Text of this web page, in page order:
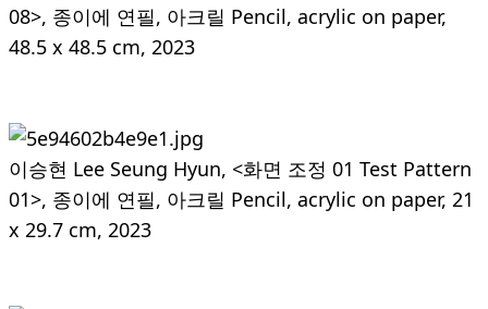
08>, 종이에 연필, 아크릴 Pencil, acrylic on paper,
48.5 x 48.5 cm, 2023
이승현 Lee Seung Hyun, <화면 조정 01 Test Pattern
01>, 종이에 연필, 아크릴 Pencil, acrylic on paper, 21
x 29.7 cm, 2023